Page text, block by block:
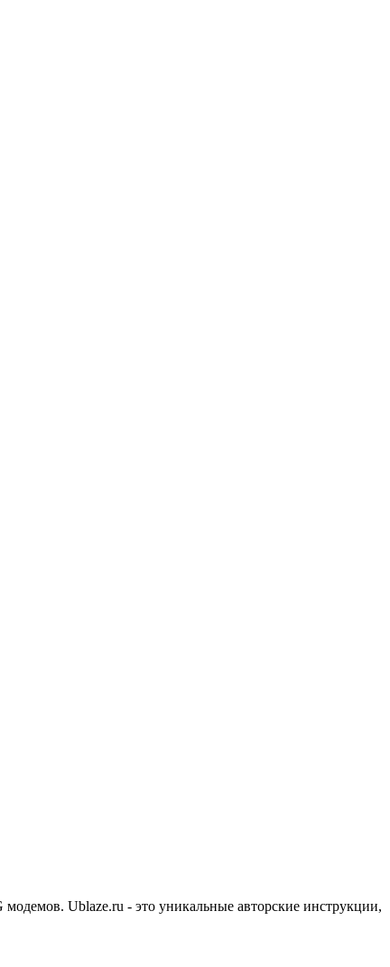
Ublaze.ru - это уникальные авторские инструкции,